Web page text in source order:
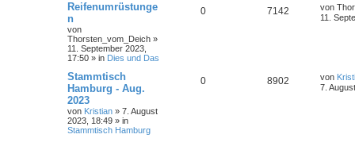
Reifenumrüstunge
n
von
Thorsten_vom_Deich »
11. September 2023,
17:50 » in Dies und Das
0 7142 von
11.
Stammtisch
Hamburg - Aug.
2023
von Kristian » 7. August
2023, 18:49 » in
Stammtisch Hamburg
0 8902 von
7.